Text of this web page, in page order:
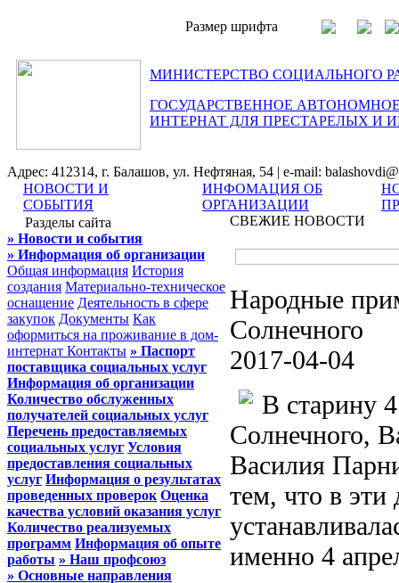
Размер шрифта
МИНИСТЕРСТВО СОЦИАЛЬНОГО
ГОСУДАРСТВЕННОЕ
ИНТЕРНАТ ДЛЯ ПРЕСТАРЕЛЫХ И
Адрес: 412314, г. Балашов, ул. Нефтяная, 54 | e-mail:
НОВОСТИ И
СОБЫТИЯ
ИНФОМАЦИЯ ОБ
ОРГАНИЗАЦИИ
Разделы сайта
» Новости и события
» Информация об организации
Общая информация История
создания Материально-техническое
оснащение Деятельность в сфере
закупок Документы Как
оформиться на проживание в дом-
интернат Контакты » Паспорт
поставщика социальных услуг
Информация об организации
Количество обслуженных
получателей социальных услуг
Перечень предоставляемых
социальных услуг Условия
предоставления социальных
услуг Информация о результатах
проведенных проверок Оценка
качества условий оказания услуг
Количество реализуемых
программ Информация об опыте
работы » Наш профсоюз
» Основные направления
СВЕЖИЕ НОВОСТИ
Народные
Солнечного
2017-04-04
В старину
Солнечного,
Василия
тем, что в эти
именно 4